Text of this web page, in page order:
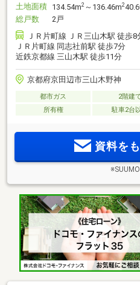
土地面積 134.54m2 ～136.46m2
総戸数
2戸
ＪＲ片町線 ＪＲ三山木駅 徒歩8
ＪＲ片町線 同志社前駅 徒歩7分
近鉄京都線 三山木駅 徒歩11分
京都府京田辺市三山木野神
都市ガス 2階建
所有権
駐車2台
資料を